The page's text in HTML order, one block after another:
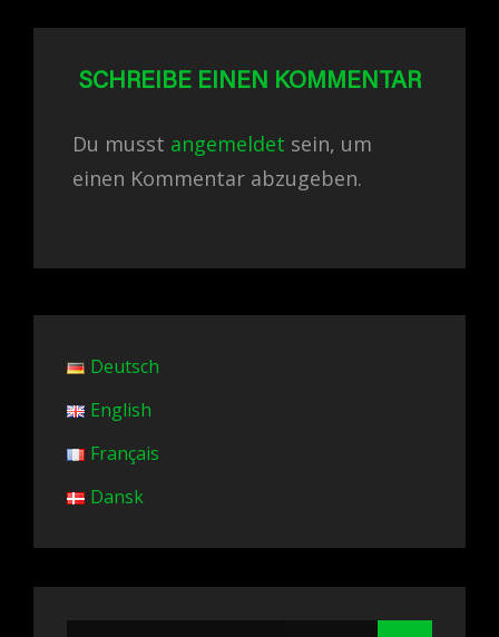
SCHREIBE EINEN KOMMENTAR
Du musst angemeldet sein, um
einen Kommentar abzugeben.
Deutsch
English
Français
Dansk